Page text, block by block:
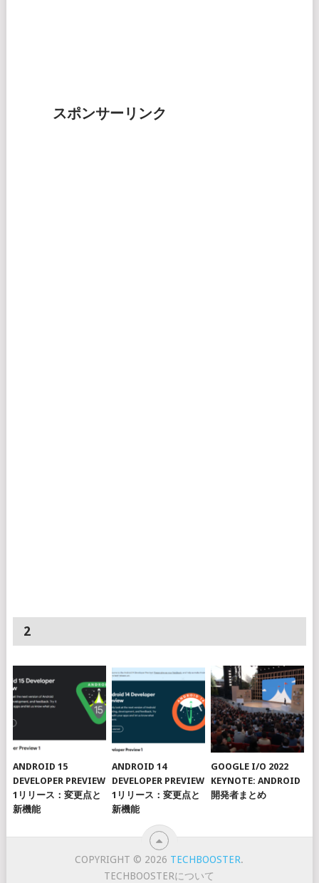
スポンサーリンク
2
ANDROID 15
DEVELOPER PREVIEW
1リリース：変更点と
新機能
ANDROID 14
DEVELOPER PREVIEW
1リリース：変更点と
新機能
GOOGLE I/O 2022
KEYNOTE: ANDROID
開発者まとめ
COPYRIGHT © 2026 TECHBOOSTER.
TECHBOOSTERについて